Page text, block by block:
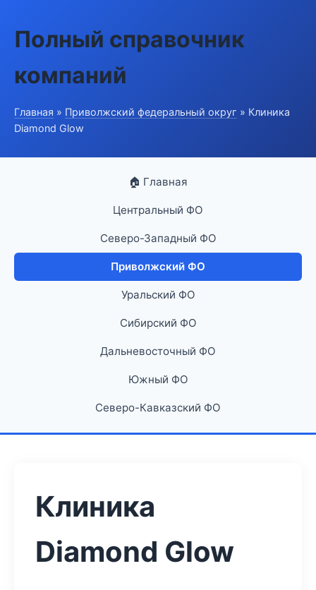
Полный справочник
компаний
Главная » Приволжский федеральный округ » Клиника
Diamond Glow
🏠 Главная
Центральный ФО
Северо-Западный ФО
Приволжский ФО
Уральский ФО
Сибирский ФО
Дальневосточный ФО
Южный ФО
Северо-Кавказский ФО
Клиника
Diamond Glow